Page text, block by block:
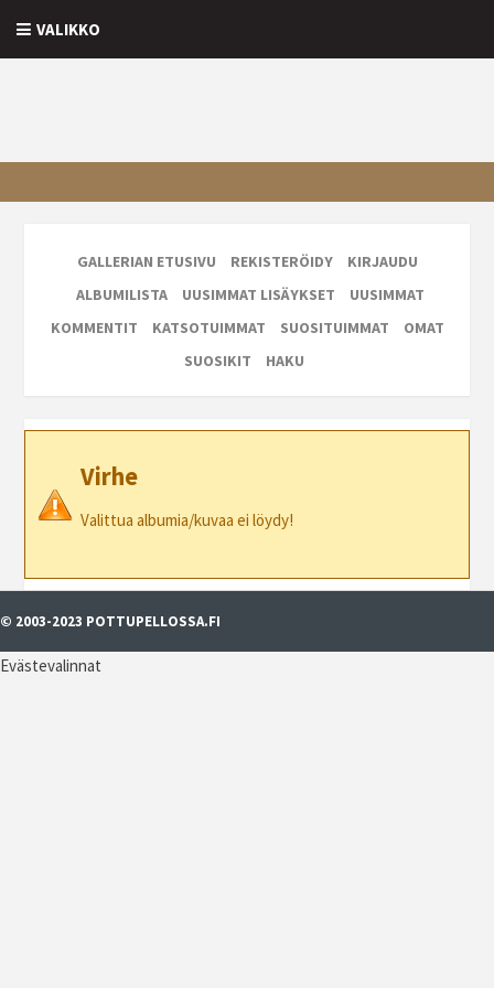
VALIKKO
GALLERIAN ETUSIVU REKISTERÖIDY
KIRJAUDU
ALBUMILISTA
UUSIMMAT LISÄYKSET
UUSIMMAT
KOMMENTIT
KATSOTUIMMAT SUOSITUIMMAT
OMAT
SUOSIKIT
HAKU
Virhe
Valittua albumia/kuvaa ei löydy!
© 2003-2023 POTTUPELLOSSA.FI
Evästevalinnat